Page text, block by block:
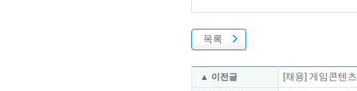
목록
▲ 이전글 [채용] 게임콘텐